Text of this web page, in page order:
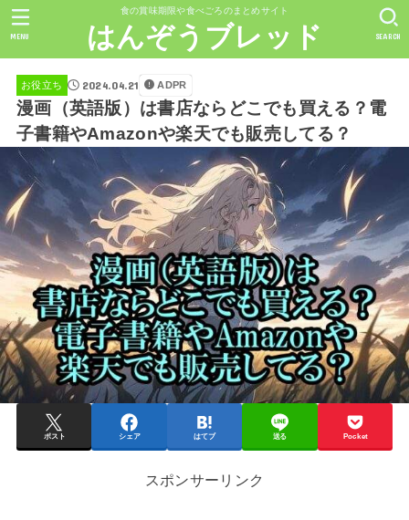
食の賞味期限や食べごろのまとめサイト
はんぞうブレッド SEARCH
MENU
お役立ち 2024.04.21 ADPR
漫画（英語版）は書店ならどこでも買える？電
子書籍やAmazonや楽天でも販売してる？
ポスト シェア はてブ 送る Pocket
スポンサーリンク